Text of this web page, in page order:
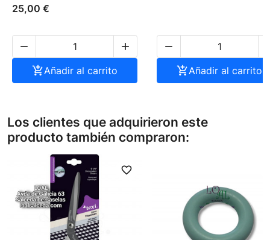
25,00 €


Añadir al carrito

Añadir al carrito
Los clientes que adquirieron este
producto también compraron:
favorite_border